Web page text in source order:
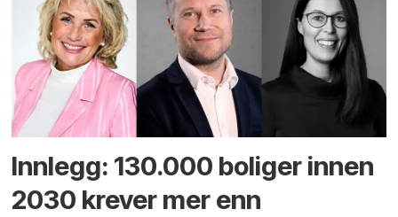
Innlegg: 130.000 boliger innen
2030 krever mer enn